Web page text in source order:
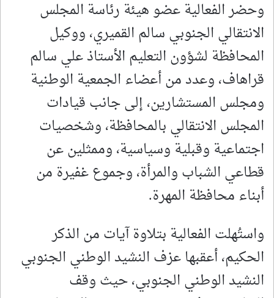
وحضر الفعالية عضو هيئة رئاسة المجلس
الانتقالي الجنوبي سالم القميري، ووكيل
المحافظة لشؤون التعليم الأستاذ علي سالم
قراهاف، وعدد من أعضاء الجمعية الوطنية
ومجلس المستشارين، إلى جانب قيادات
المجلس الانتقالي بالمحافظة، وشخصيات
اجتماعية وقبلية وسياسية، وممثلين عن
قطاعي الشباب والمرأة، وجموع غفيرة من
أبناء محافظة المهرة.
واستُهلت الفعالية بتلاوة آيات من الذكر
الحكيم، أعقبها عزف النشيد الوطني الجنوبي
النشيد الوطني الجنوبي، حيث وقف